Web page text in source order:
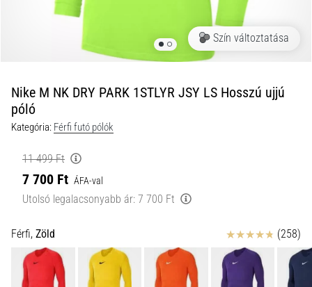
leghatékonyabb
Éles
sarokfájdalmat
tapasztalsz
közben
vagy
után?
leggyakoribb
kiváltó
Szín változtatása
Nike M NK DRY PARK 1STLYR JSY LS Hosszú ujjú
póló
Kategória: Férfi futó pólók
11 499 Ft
7 700 Ft ÁFA-val
Utolsó legalacsonyabb ár: 7 700 Ft
Férfi, Zöld Értékelés (258)